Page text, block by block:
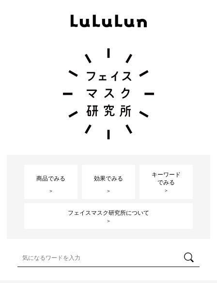
商品でみる 効果でみる
キーワード
でみる
フェイスマスク研究所について